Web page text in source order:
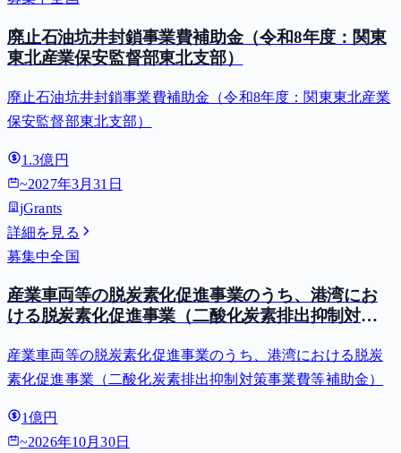
廃止石油坑井封鎖事業費補助金（令和8年度：関東
東北産業保安監督部東北支部）
廃止石油坑井封鎖事業費補助金（令和8年度：関東東北産業
保安監督部東北支部）
1.3億円
~2027年3月31日
jGrants
詳細を見る
募集中全国
産業車両等の脱炭素化促進事業のうち、港湾にお
ける脱炭素化促進事業（二酸化炭素排出抑制対策
産業車両等の脱炭素化促進事業のうち、港湾における脱炭
素化促進事業（二酸化炭素排出抑制対策事業費等補助金）
1億円
~2026年10月30日